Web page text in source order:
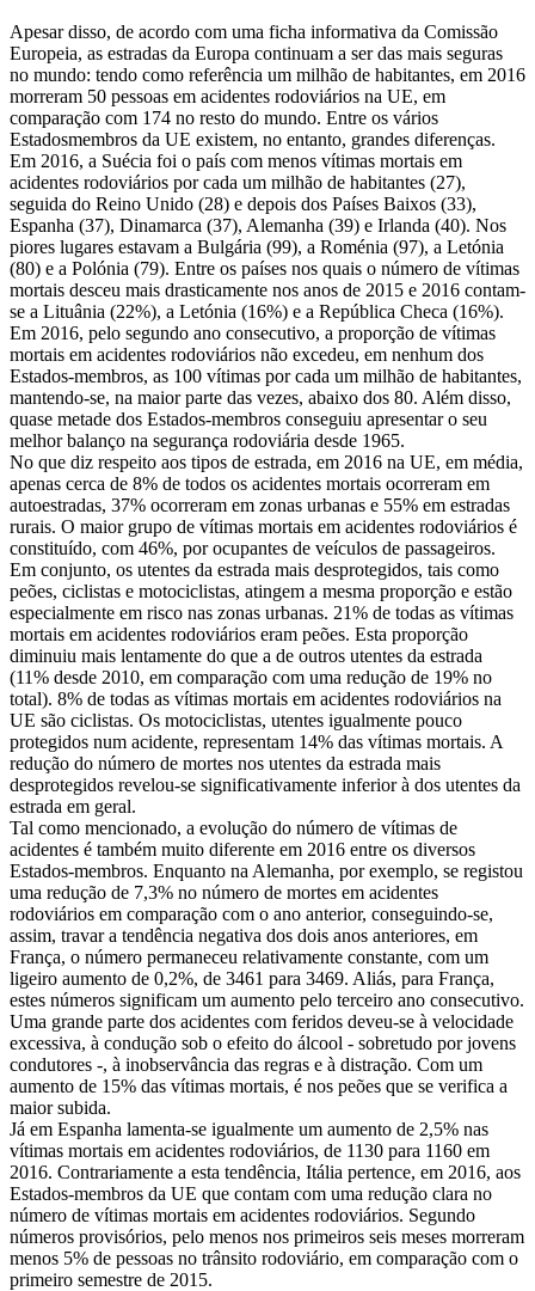
Apesar disso, de acordo com uma ficha informativa da Comissão
Europeia, as estradas da Europa continuam a ser das mais seguras
no mundo: tendo como referência um milhão de habitantes, em 2016
morreram 50 pessoas em acidentes rodoviários na UE, em
comparação com 174 no resto do mundo. Entre os vários
Estadosmembros da UE existem, no entanto, grandes diferenças.
Em 2016, a Suécia foi o país com menos vítimas mortais em
acidentes rodoviários por cada um milhão de habitantes (27),
seguida do Reino Unido (28) e depois dos Países Baixos (33),
Espanha (37), Dinamarca (37), Alemanha (39) e Irlanda (40). Nos
piores lugares estavam a Bulgária (99), a Roménia (97), a Letónia
(80) e a Polónia (79). Entre os países nos quais o número de vítimas
mortais desceu mais drasticamente nos anos de 2015 e 2016 contam-
se a Lituânia (22%), a Letónia (16%) e a República Checa (16%).
Em 2016, pelo segundo ano consecutivo, a proporção de vítimas
mortais em acidentes rodoviários não excedeu, em nenhum dos
Estados-membros, as 100 vítimas por cada um milhão de habitantes,
mantendo-se, na maior parte das vezes, abaixo dos 80. Além disso,
quase metade dos Estados-membros conseguiu apresentar o seu
melhor balanço na segurança rodoviária desde 1965.
No que diz respeito aos tipos de estrada, em 2016 na UE, em média,
apenas cerca de 8% de todos os acidentes mortais ocorreram em
autoestradas, 37% ocorreram em zonas urbanas e 55% em estradas
rurais. O maior grupo de vítimas mortais em acidentes rodoviários é
constituído, com 46%, por ocupantes de veículos de passageiros.
Em conjunto, os utentes da estrada mais desprotegidos, tais como
peões, ciclistas e motociclistas, atingem a mesma proporção e estão
especialmente em risco nas zonas urbanas. 21% de todas as vítimas
mortais em acidentes rodoviários eram peões. Esta proporção
diminuiu mais lentamente do que a de outros utentes da estrada
(11% desde 2010, em comparação com uma redução de 19% no
total). 8% de todas as vítimas mortais em acidentes rodoviários na
UE são ciclistas. Os motociclistas, utentes igualmente pouco
protegidos num acidente, representam 14% das vítimas mortais. A
redução do número de mortes nos utentes da estrada mais
desprotegidos revelou-se significativamente inferior à dos utentes da
estrada em geral.
Tal como mencionado, a evolução do número de vítimas de
acidentes é também muito diferente em 2016 entre os diversos
Estados-membros. Enquanto na Alemanha, por exemplo, se registou
uma redução de 7,3% no número de mortes em acidentes
rodoviários em comparação com o ano anterior, conseguindo-se,
assim, travar a tendência negativa dos dois anos anteriores, em
França, o número permaneceu relativamente constante, com um
ligeiro aumento de 0,2%, de 3461 para 3469. Aliás, para França,
estes números significam um aumento pelo terceiro ano consecutivo.
Uma grande parte dos acidentes com feridos deveu-se à velocidade
excessiva, à condução sob o efeito do álcool - sobretudo por jovens
condutores -, à inobservância das regras e à distração. Com um
aumento de 15% das vítimas mortais, é nos peões que se verifica a
maior subida.
Já em Espanha lamenta-se igualmente um aumento de 2,5% nas
vítimas mortais em acidentes rodoviários, de 1130 para 1160 em
2016. Contrariamente a esta tendência, Itália pertence, em 2016, aos
Estados-membros da UE que contam com uma redução clara no
número de vítimas mortais em acidentes rodoviários. Segundo
números provisórios, pelo menos nos primeiros seis meses morreram
menos 5% de pessoas no trânsito rodoviário, em comparação com o
primeiro semestre de 2015.